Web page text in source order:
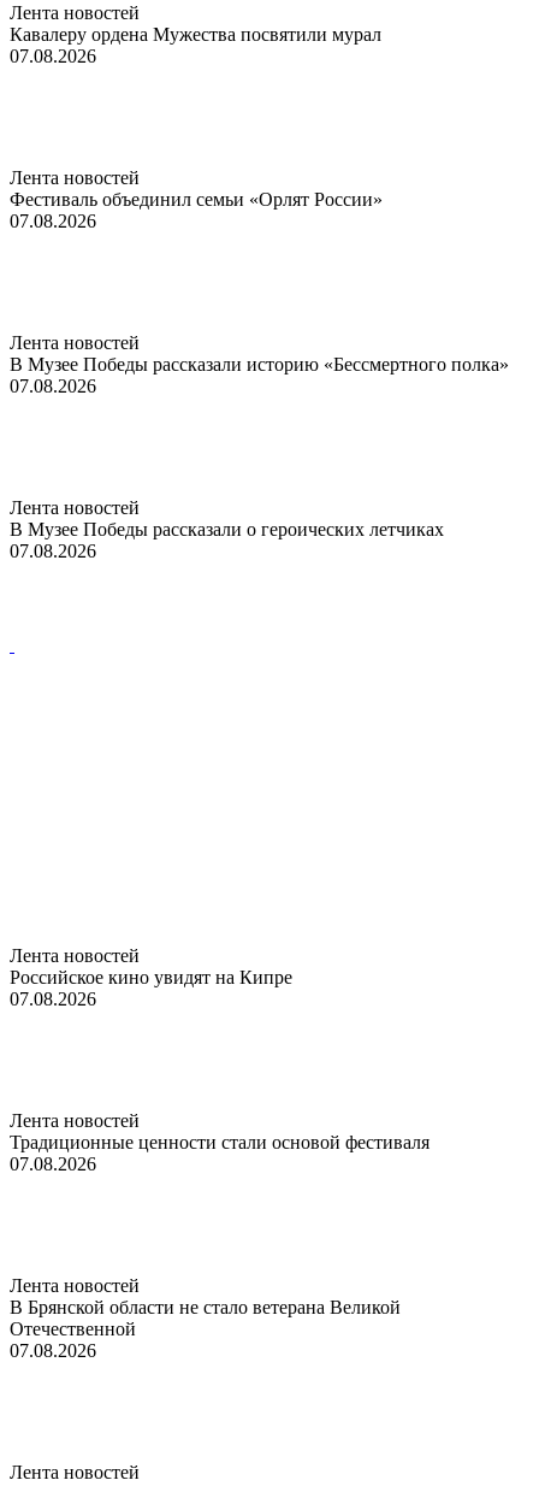
Лента новостей
Кавалеру ордена Мужества посвятили мурал
07.08.2026
Лента новостей
Фестиваль объединил семьи «Орлят России»
07.08.2026
Лента новостей
В Музее Победы рассказали историю «Бессмертного полка»
07.08.2026
Лента новостей
В Музее Победы рассказали о героических летчиках
07.08.2026
Лента новостей
Российское кино увидят на Кипре
07.08.2026
Лента новостей
Традиционные ценности стали основой фестиваля
07.08.2026
Лента новостей
В Брянской области не стало ветерана Великой
Отечественной
07.08.2026
Лента новостей